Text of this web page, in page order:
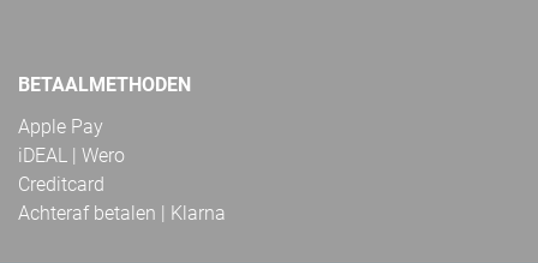
BETAALMETHODEN
Apple Pay
iDEAL | Wero
Creditcard
Achteraf betalen | Klarna